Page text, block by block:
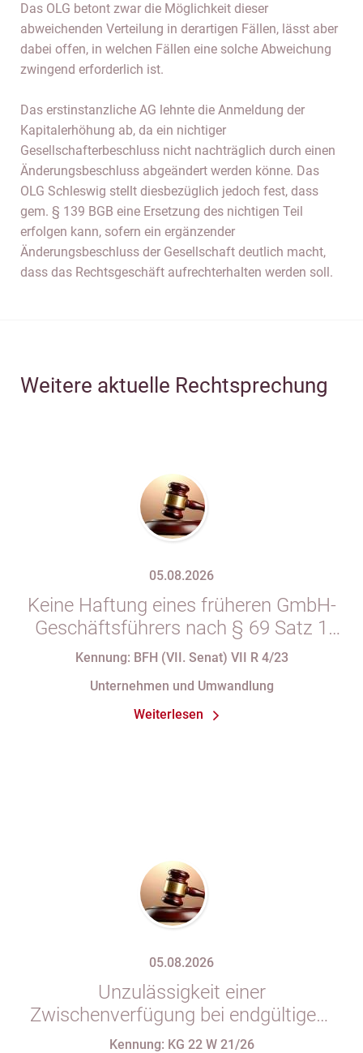
Das OLG betont zwar die Möglichkeit dieser
abweichenden Verteilung in derartigen Fällen, lässt aber
dabei offen, in welchen Fällen eine solche Abweichung
zwingend erforderlich ist.
Das erstinstanzliche AG lehnte die Anmeldung der
Kapitalerhöhung ab, da ein nichtiger
Gesellschafterbeschluss nicht nachträglich durch einen
Änderungsbeschluss abgeändert werden könne. Das
OLG Schleswig stellt diesbezüglich jedoch fest, dass
gem. § 139 BGB eine Ersetzung des nichtigen Teil
erfolgen kann, sofern ein ergänzender
Änderungsbeschluss der Gesellschaft deutlich macht,
dass das Rechtsgeschäft aufrechterhalten werden soll.
Weitere aktuelle Rechtsprechung
05.08.2026
Keine Haftung eines früheren GmbH-
Geschäftsführers nach § 69 Satz 1
i.V.m. § 34 Abs. 1 AO nach Verlust
Eintragung im Handelsregister
Kennung: BFH (VII. Senat) VII R 4/23
Unternehmen und Umwandlung
Weiterlesen
05.08.2026
Unzulässigkeit einer
Zwischenverfügung bei endgültigem
Eintragungshindernis und
Kennung: KG 22 W 21/26